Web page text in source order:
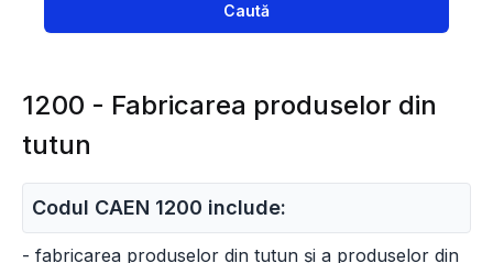
Caută
1200 - Fabricarea produselor din
tutun
Codul CAEN 1200 include:
- fabricarea produselor din tutun și a produselor din